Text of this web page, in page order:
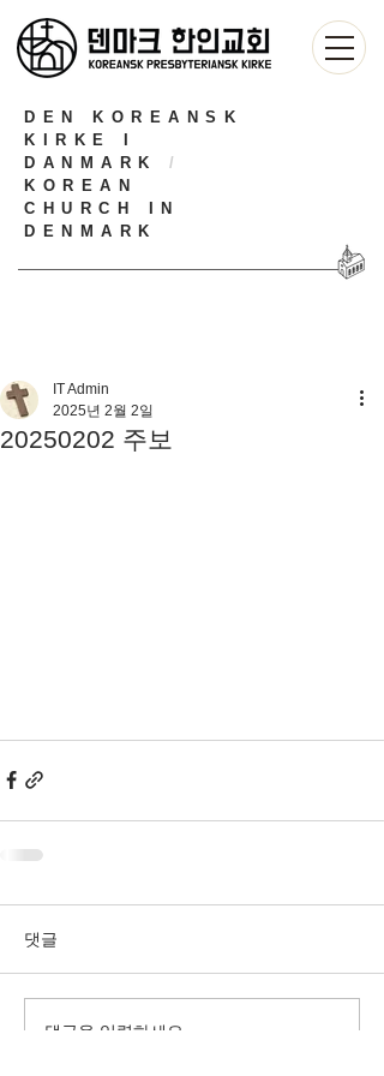
DEN KOREANSK
KIRKE I
DANMARK /
KOREAN
CHURCH IN
DENMARK
20250202 주보
IT Admin
2025년 2월 2일
댓글
댓글을 입력하세요.